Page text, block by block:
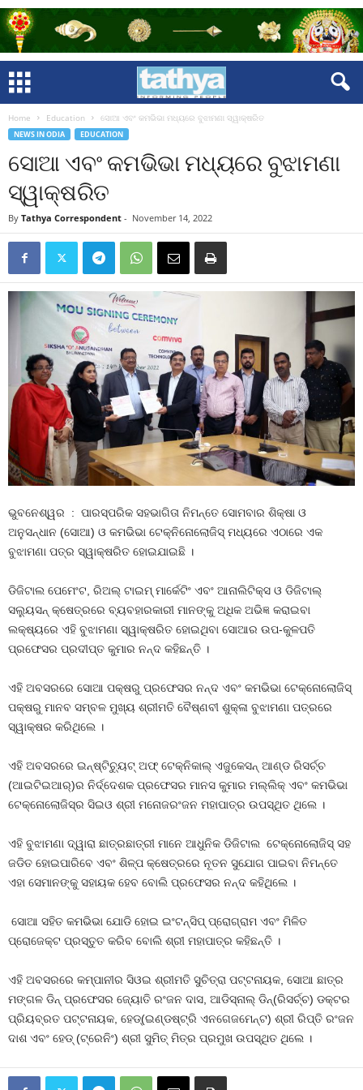
Home Education ସୋଆ ଏବଂ କମଭିଭା ମଧ୍ୟରେ ବୁଝାମଣା ସ୍ୱାକ୍ଷରିତ
NEWS IN ODIA EDUCATION
ସୋଆ ଏବଂ କମଭିଭା ମଧ୍ୟରେ ବୁଝାମଣା
ସ୍ୱାକ୍ଷରିତ
By Tathya Correspondent - November 14, 2022
ଭୁବନେଶ୍ୱର : ପାରସ୍ପରିକ ସହଭାଗିତା ନିମନ୍ତେ ସୋମବାର ଶିକ୍ଷା ଓ
ଅନୁସନ୍ଧାନ (ସୋଆ) ଓ କମଭିଭା ଟେକ୍ନିନୋଲୋଜିସ୍ ମଧ୍ୟରେ ଏଠାରେ ଏକ
ବୁଝାମଣା ପତ୍ର ସ୍ୱାକ୍ଷରିତ ହୋଇଯାଇଛି ।
ଡିଜିଟାଲ ପେମେଂଟ, ରିଅଲ୍ ଟାଇମ୍ ମାର୍କେଟିଂ ଏବଂ ଆନାଲିଟିକ୍ସ ଓ ଡିଜିଟାଲ୍
ସଲ୍ୟୁସନ୍ କ୍ଷେତ୍ରରେ ବ୍ୟବହାରକାରୀ ମାନଙ୍କୁ ଅଧିକ ଅଭିଜ୍ଞ କରାଇବା
ଲକ୍ଷ୍ୟରେ ଏହି ବୁଝାମଣା ସ୍ୱାକ୍ଷରିତ ହୋଇଥିବା ସୋଆର ଉପ-କୁଳପତି
ପ୍ରଫେସର ପ୍ରଦୀପ୍ତ କୁମାର ନନ୍ଦ କହିଛନ୍ତି ।
ଏହି ଅବସରରେ ସୋଆ ପକ୍ଷରୁ ପ୍ରଫେସର ନନ୍ଦ ଏବଂ କମଭିଭା ଟେକ୍‌ନୋଲୋଜିସ୍
ପକ୍ଷରୁ ମାନବ ସମ୍ବଳ ମୁଖ୍ୟ ଶ୍ରୀମତି ବୈଷ୍ଣବୀ ଶୁକ୍ଳା ବୁଝାମଣା ପତ୍ରରେ
ସ୍ୱାକ୍ଷର କରିଥିଲେ ।
ଏହି ଅବସରରେ ଇନ୍‌ଷ୍ଟିଚ୍ୟୁଟ୍ ଅଫ୍ ଟେକ୍ନିକାଲ୍ ଏଜୁକେସନ୍ ଆଣ୍ଡ ରିସର୍ଚ୍ଚ
(ଆଇଟିଇଆର୍‌)ର ନିର୍ଦ୍ଦେଶକ ପ୍ରଫେସର ମାନସ କୁମାର ମଲ୍ଲିକ୍ ଏବଂ କମଭିଭା
ଟେକ୍‌ନୋଲୋଜିସ୍‌ର ସିଇଓ ଶ୍ରୀ ମନୋଜରଂଜନ ମହାପାତ୍ର ଉପସ୍ଥିତ ଥିଲେ ।
ଏହି ବୁଝାମଣା ଦ୍ୱାରା ଛାତ୍ରଛାତ୍ରୀ ମାନେ ଆଧୁନିକ ଡିଜିଟାଲ ଟେକ୍‌ନୋଲୋଜିସ୍ ସହ
ଜଡିତ ହୋଇପାରିବେ ଏବଂ ଶିଳ୍ପ କ୍ଷେତ୍ରରେ ନୂତନ ସୁଯୋଗ ପାଇବା ନିମନ୍ତେ
ଏହା ସେମାନଙ୍କୁ ସହାୟକ ହେବ ବୋଲି ପ୍ରଫେସର ନନ୍ଦ କହିଥିଲେ ।
ସୋଆ ସହିତ କମଭିଭା ଯୋଡି ହୋଇ ଇଂଟନ୍‌ସିପ୍ ପ୍ରୋଗ୍ରାମ ଏବଂ ମିଳିତ
ପ୍ରୋଜେକ୍ଟ ପ୍ରସ୍ତୁତ କରିବ ବୋଲି ଶ୍ରୀ ମହାପାତ୍ର କହିଛନ୍ତି ।
ଏହି ଅବସରରେ କମ୍ପାନୀର ସିଓଇ ଶ୍ରୀମତି ସୁଚିତ୍ରା ପଟ୍ଟନାୟକ, ସୋଆ ଛାତ୍ର
ମଙ୍ଗଳ ଡିନ୍ ପ୍ରଫେସର ଜ୍ୟୋତି ରଂଜନ ଦାସ, ଆଡିସ୍‌ନାଲ୍ ଡିନ୍‌(ରିସର୍ଚ୍ଚ) ଡକ୍ଟର
ପ୍ରିୟବ୍ରତ ପଟ୍ଟନାୟକ, ହେଡ୍‌(ଇଣ୍ଡଷ୍ଟ୍ରି ଏନଗେଜମେନ୍‌ଟ) ଶ୍ରୀ ରିପ୍ତି ରଂଜନ
ଦାଶ ଏବଂ ହେଡ୍ (ଟ୍ରେନିଂ) ଶ୍ରୀ ସୁମିତ୍ ମିତ୍ର ପ୍ରମୁଖ ଉପସ୍ଥିତ ଥିଲେ ।